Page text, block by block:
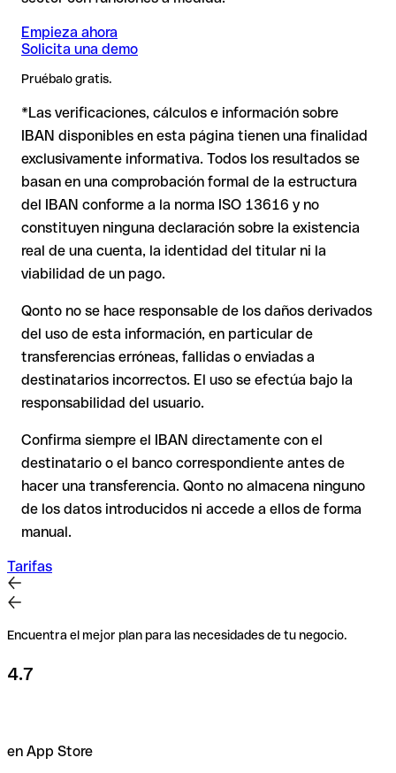
el BIC; para pagos desde países fuera del área SEPA, el BIC
es imprescindible.
Nota: en transferencias en divisas extranjeras (por ejemplo,
USD o GBP) pueden aplicarse comisiones de cambio
adicionales. Consulta previamente las condiciones vigentes
con Issue with interpolation.
❌ No confirma la existencia de la cuenta.
Consejo: Antes de hacer una transferencia, confirma el IBAN
relaciones comerciales o con importes elevados.
2. IBAN formalmente válido pero incorrecto
casualmente forma otra combinación formalmente válida, la
transferencia se ejecuta hacia una cuenta ajena. En ese caso:
El banco receptor está obligado a colaborar en la
Tu entidad puede iniciar un proceso de reclamación a
destinatario ya ha retirado el dinero.
En transferencias internacionales fuera del área SEPA,
la recuperación es considerablemente más compleja y
conlleva comisiones adicionales.
Recomendación: Verifica siempre el IBAN antes de una
transferencia con nuestro
Verificador de IBAN
gratuito y, en
caso de duda, confírmalo directamente con el destinatario.
Esta precaución es especialmente importante con importes
elevados o en nuevas relaciones comerciales.
Empieza ahora
Solicita una demo
Pruébalo gratis.
*Las verificaciones, cálculos e información sobre
IBAN disponibles en esta página tienen una finalidad
exclusivamente informativa. Todos los resultados se
basan en una comprobación formal de la estructura
del IBAN conforme a la norma ISO 13616 y no
constituyen ninguna declaración sobre la existencia
real de una cuenta, la identidad del titular ni la
viabilidad de un pago.
Qonto no se hace responsable de los daños derivados
del uso de esta información, en particular de
transferencias erróneas, fallidas o enviadas a
destinatarios incorrectos. El uso se efectúa bajo la
responsabilidad del usuario.
Confirma siempre el IBAN directamente con el
destinatario o el banco correspondiente antes de
hacer una transferencia. Qonto no almacena ninguno
de los datos introducidos ni accede a ellos de forma
manual.
Tarifas
Encuentra el mejor plan para las necesidades de tu negocio.
4.7
en App Store